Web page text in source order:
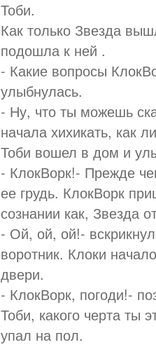
Тоби.
Как только Звезда
подошла к ней .
- Какие вопросы
улыбнулась.
- Ну, что ты можешь
начала хихикать, как
Тоби вошел в дом и
- КлокВорк!- Прежде
ее грудь. КлокВорк
сознании как, Звезда
- Ой, ой, ой!-
воротник. Клоки
двери.
- КлокВорк, погоди!-
Тоби, какого черта ты
упал на пол.